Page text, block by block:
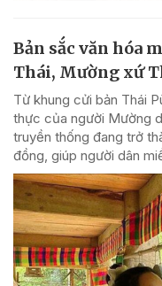
Bản sắc văn hóa
Thái, Mường xứ
Từ khung cửi bản Thái
thực của người Mường
truyền thống đang trở
đồng, giúp người dân